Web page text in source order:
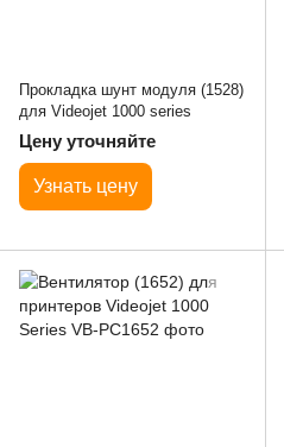
Прокладка шунт модуля (1528)
для Videojet 1000 series
Цену уточняйте
Узнать цену